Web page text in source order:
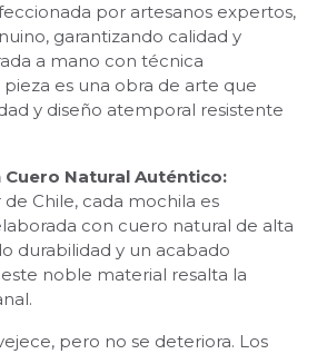
por artesanos expertos,
garantizando calidad y
a mano con técnica
es una obra de arte que
y diseño atemporal resistente
Cuero Natural Auténtico:
Chile, cada mochila es
con cuero natural de alta
durabilidad y un acabado
noble material resalta la
pero no se deteriora. Los